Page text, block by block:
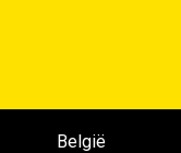
België